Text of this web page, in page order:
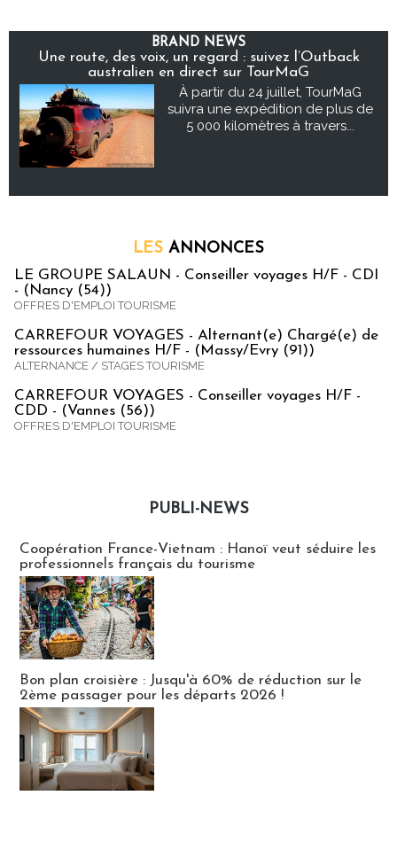
BRAND NEWS
Une route, des voix, un regard : suivez l’Outback
australien en direct sur TourMaG
À partir du 24 juillet, TourMaG
suivra une expédition de plus de
5 000 kilomètres à travers...
LES ANNONCES
LE GROUPE SALAUN - Conseiller voyages H/F - CDI
- (Nancy (54))
OFFRES D'EMPLOI TOURISME
CARREFOUR VOYAGES - Alternant(e) Chargé(e) de
ressources humaines H/F - (Massy/Evry (91))
ALTERNANCE / STAGES TOURISME
CARREFOUR VOYAGES - Conseiller voyages H/F -
CDD - (Vannes (56))
OFFRES D'EMPLOI TOURISME
PUBLI-NEWS
Coopération France-Vietnam : Hanoï veut séduire les
professionnels français du tourisme
Bon plan croisière : Jusqu'à 60% de réduction sur le
2ème passager pour les départs 2026 !